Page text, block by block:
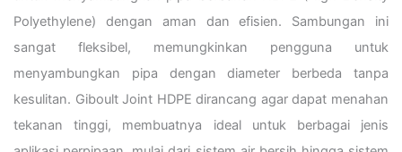
Polyethylene) dengan aman dan efisien. Sambungan ini
sangat fleksibel, memungkinkan pengguna untuk
menyambungkan pipa dengan diameter berbeda tanpa
kesulitan. Giboult Joint HDPE dirancang agar dapat menahan
tekanan tinggi, membuatnya ideal untuk berbagai jenis